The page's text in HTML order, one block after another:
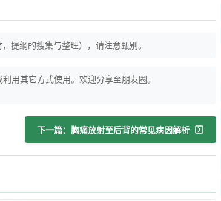
提纲的搜集与整理），请注意甄别。
用其它方式使用。欢迎分享至朋友圈。
下一篇：胸痛放射至后背的常见病因解析